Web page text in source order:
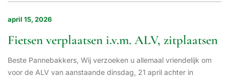
april 15, 2026
Fietsen verplaatsen i.v.m. ALV, zitplaatsen
Beste Pannebakkers, Wij verzoeken u allemaal vriendelijk om
voor de ALV van aanstaande dinsdag, 21 april achter in